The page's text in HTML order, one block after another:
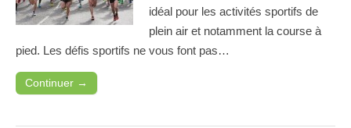
idéal pour les activités sportifs de
plein air et notamment la course à
pied. Les défis sportifs ne vous font pas…
Continuer →